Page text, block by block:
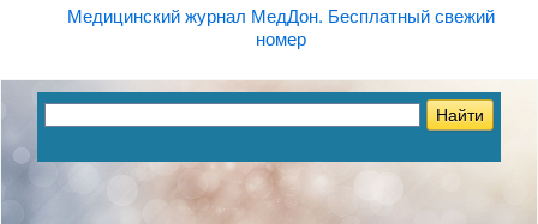
Медицинский журнал МедДон. Бесплатный свежий
номер